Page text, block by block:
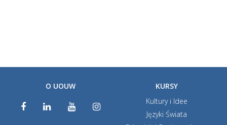
O UOUW
KURSY
Kultury i Idee
Języki Świata